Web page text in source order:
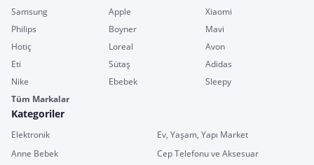
Samsung Apple
Xiaomi
Philips
Boyner
Mavi
Hotiç
Loreal
Avon
Eti
Sütaş
Adidas
Nike
Ebebek
Sleepy
Tüm Markalar
Kategoriler
Elektronik
Ev, Yaşam, Yapı Market
Anne Bebek
Cep Telefonu ve Aksesuar